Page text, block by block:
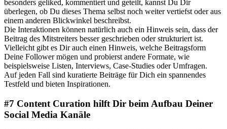
besonders geliked, kommentiert und geteilt, kannst Du Dir
überlegen, ob Du dieses Thema selbst noch weiter vertiefst oder aus
einem anderen Blickwinkel beschreibst.
Die Interaktionen können natürlich auch ein Hinweis sein, dass der
Beitrag des Mitstreiters besser geschrieben oder strukturiert ist.
Vielleicht gibt es Dir auch einen Hinweis, welche Beitragsform
Deine Follower mögen und probierst andere Formate, wie
beispielsweise Listen, Interviews, Case-Studies oder Umfragen.
Auf jeden Fall sind kuratierte Beiträge für Dich ein spannendes
Testfeld und bieten Inspirationen.
#7 Content Curation hilft Dir beim Aufbau Deiner
Social Media Kanäle